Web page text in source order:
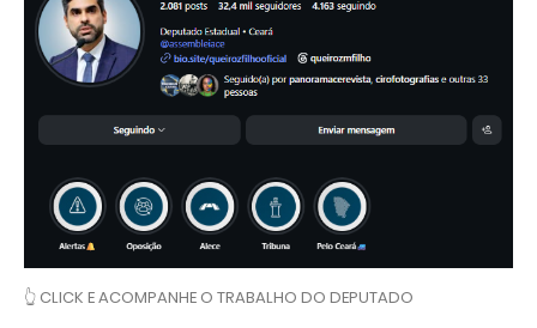
👆 CLICK E ACOMPANHE O TRABALHO DO DEPUTADO